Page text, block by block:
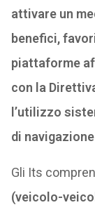
attivare un
benefici,
piattaforme
con la
l’utilizzo
di
Gli Its
(veicolo-